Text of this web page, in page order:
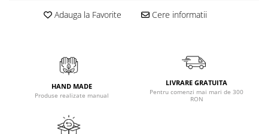
Adauga la Favorite Cere informatii
HAND MADE
Produse realizate manual
LIVRARE GRATUITA
Pentru comenzi mai mari de 300
RON